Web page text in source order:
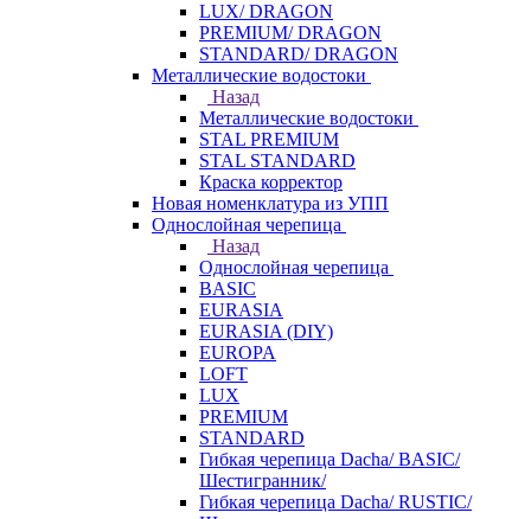
LUX/ DRAGON
PREMIUM/ DRAGON
STANDARD/ DRAGON
Металлические водостоки
Назад
Металлические водостоки
STAL PREMIUM
STAL STANDARD
Краска корректор
Новая номенклатура из УПП
Однослойная черепица
Назад
Однослойная черепица
BASIC
EURASIA
EURASIA (DIY)
EUROPA
LOFT
LUX
PREMIUM
STANDARD
Гибкая черепица Dacha/ BASIC/
Шестигранник/
Гибкая черепица Dacha/ RUSTIC/